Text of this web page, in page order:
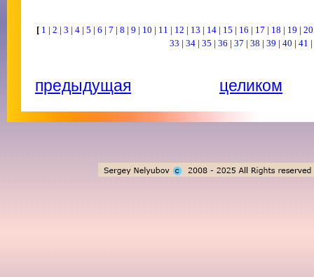
[ 1 | 2 | 3 | 4 | 5 | 6 | 7 | 8 | 9 | 10 | 11 | 12 | 13 | 14 | 15 | 16 | 17 | 18 | 19 |
33 | 34 | 35 | 36 | 37 | 38 | 39 | 40 | 41 |
предыдущая целиком